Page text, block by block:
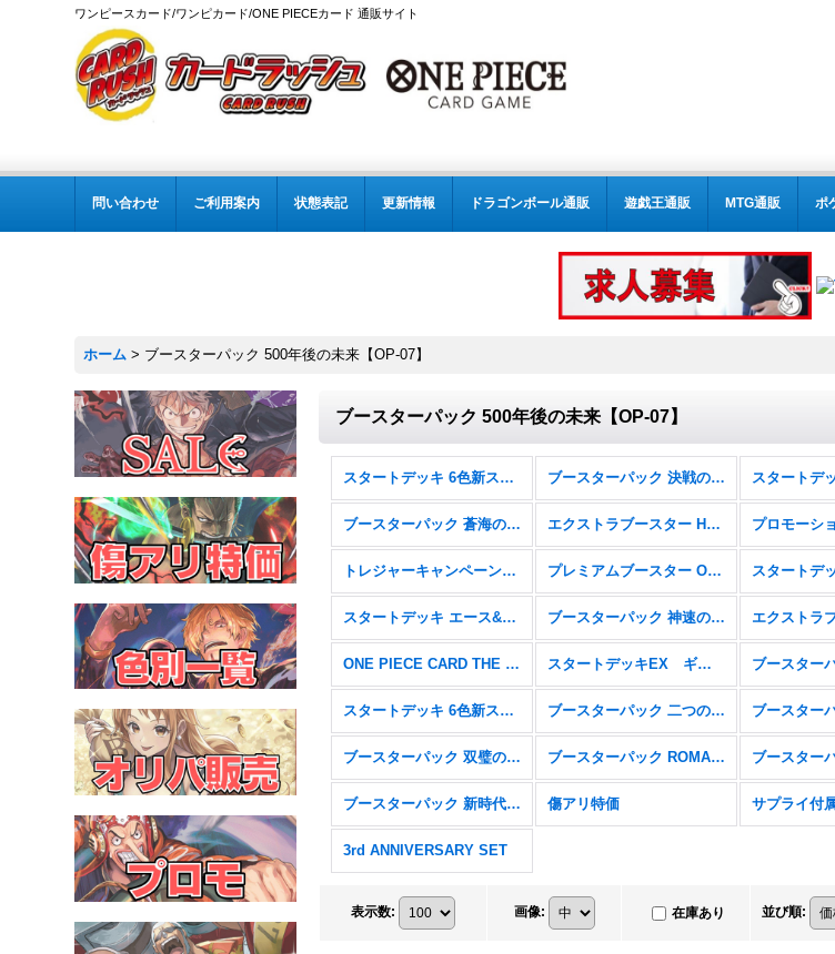
ワンピースカード/ワンピカード/ONE PIECEカード 通販サイト
問い合わせ ご利用案内 状態表記 更新情報 ドラゴンボール通販 遊戯王通販 MTG通販 ポ
ホーム > ブースターパック 500年後の未来【OP-07】
ブースターパック 500年後の未来【OP-07】
スタートデッキ 6色新スタートデッキ【ST-31〜36】 ブースターパック 決戦の刻【OP-16】
ブースターパック 蒼海の七傑【OP-14】 エクストラブースター Heroines Edition【EB-03】
トレジャーキャンペーンパック【P】 プレミアムブースター ONE PIECE CARD THE BEST vol.2【PRB-02】
スタートデッキ エース&ニューゲート【ST-22】 ブースターパック 神速の拳【OP-11】
ONE PIECE CARD THE BEST ストレージボックスセット【P】 スタートデッキEX ギア5【ST-21】
スタートデッキ 6色新スタートデッキ【ST-15〜20】 ブースターパック 二つの伝説【OP-08】
ブースターパック 双璧の覇者【OP-06】 ブースターパック ROMANCE DAWN【OP-01】
ブースターパック 新時代の主役【OP-05】 傷アリ特価 サプライ付
3rd ANNIVERSARY SET
表示数: 画像: 在庫あり 並び順: